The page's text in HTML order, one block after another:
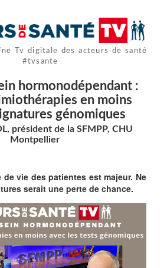
Tv digitale des acteurs de santé
#tvsante
hormonodépendant :
en moins
génomiques
président de la SFMPP, CHU
Montpellier
de vie des patientes est majeur. Ne
serait une perte de chance.